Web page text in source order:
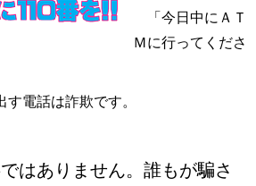
「今日中にＡＴ
Ｍに行ってくださ
電話は詐欺です。
はありません。誰もが騙さ